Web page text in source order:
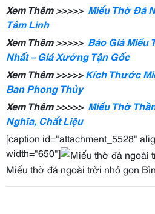
Xem Thêm >>>>> Miếu Thờ Đá
Tâm Linh
Xem Thêm >>>>> Báo Giá Miếu
Nhất – Giá Xưởng Tận Gốc
Xem Thêm >>>>>Kích Thước
Ban Phong Thủy
Xem Thêm >>>>> Miếu Thờ
Nghĩa, Chất Liệu
[caption id="attachment_5528"
width="650"]
Miếu thờ đá ngoài trời nhỏ gọn